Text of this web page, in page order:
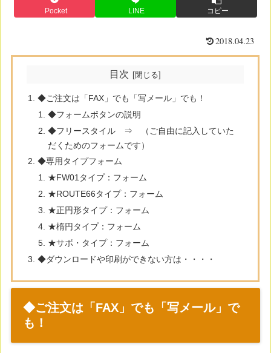
Pocket LINE コピー
2018.04.23
目次
◆ご注文は「FAX」でも「写メール」でも！
◆フォームボタンの説明
◆フリースタイル ⇒ （ご自由に記入していた
だくためのフォームです）
◆専用タイプフォーム
★FW01タイプ：フォーム
★ROUTE66タイプ：フォーム
★正円形タイプ：フォーム
★楕円タイプ：フォーム
★サボ・タイプ：フォーム
◆ダウンロードや印刷ができない方は・・・・
◆ご注文は「FAX」でも「写メール」で
も！